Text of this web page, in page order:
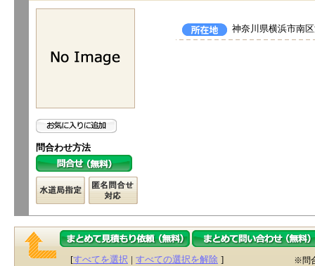
問合わせ方法
神奈川県横浜市南
[すべてを選択 | すべての選択を解除 ] ※問